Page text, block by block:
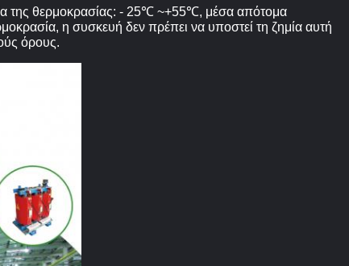
της θερμοκρασίας: - 25℃ ~+55℃, μέσα απότομα
η συσκευή δεν πρέπει να υποστεί τη ζημία αυτή
όρους.